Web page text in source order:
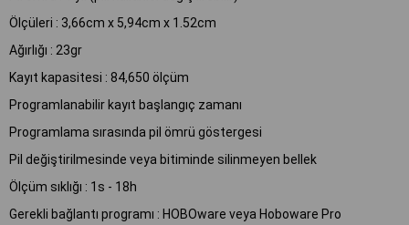
Ölçüleri : 3,66cm x 5,94cm x 1.52cm
Ağırlığı : 23gr
Kayıt kapasitesi : 84,650 ölçüm
Programlanabilir kayıt başlangıç zamanı
Programlama sırasında pil ömrü göstergesi
Pil değiştirilmesinde veya bitiminde silinmeyen bellek
Ölçüm sıklığı : 1s - 18h
Gerekli bağlantı programı : HOBOware veya Hoboware Pro